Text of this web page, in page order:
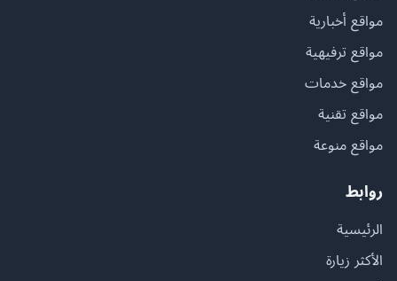
مواقع أخبارية
مواقع ترفيهية
مواقع خدمات
مواقع تقنية
مواقع منوعة
روابط
الرئيسية
الأكثر زيارة